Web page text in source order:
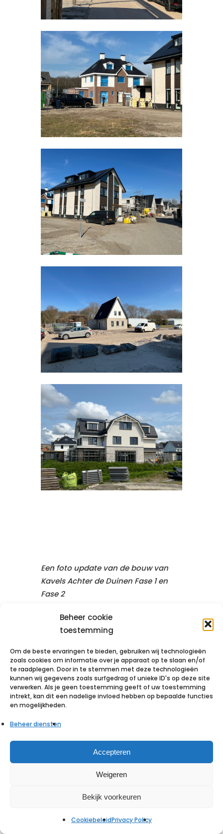
Beheer cookie
toestemming
Om de beste ervaringen te bieden, gebruiken wij technologieën
zoals cookies om informatie over je apparaat op te slaan en/of
te raadplegen. Door in te stemmen met deze technologieën
kunnen wij gegevens zoals surfgedrag of unieke ID's op deze site
verwerken. Als je geen toestemming geeft of uw toestemming
intrekt, kan dit een nadelige invloed hebben op bepaalde functies
en mogelijkheden.
Beheer diensten
Accepteren
Weigeren
Bekijk voorkeuren
CookiebeleidPrivacy Policy
Een foto update van de bouw van
Kavels Achter de Duinen Fase 1 en
Fase 2
Alle 11 kavels in fase 3 toegewezen en
gereserveerd